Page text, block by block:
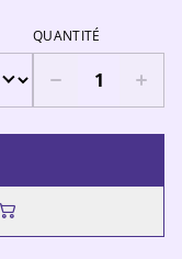
QUANTITÉ